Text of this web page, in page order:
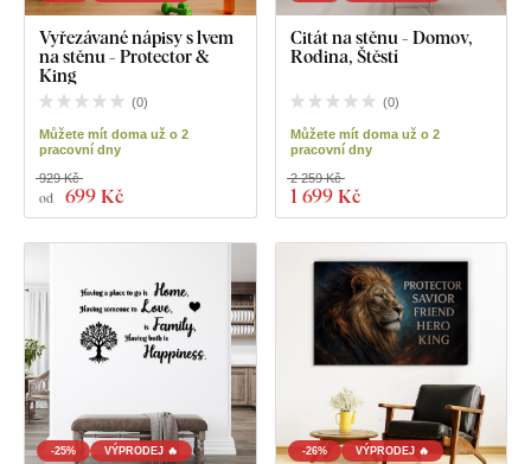
Vyřezávané nápisy s lvem
na stěnu - Protector &
King
(0)
Můžete mít doma už o 2
pracovní dny
od 699 Kč
929 Kč
Citát na stěnu - Domov,
Rodina, Štěstí
(0)
Můžete mít doma už o 2
pracovní dny
1 699 Kč
2 259 Kč
-25% VÝPRODEJ 🔥 -26% VÝPRODEJ 🔥